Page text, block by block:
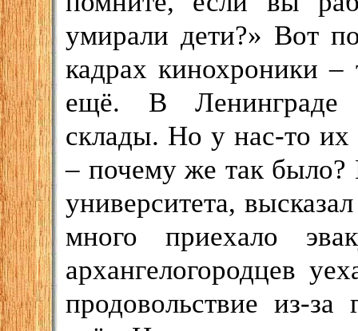
умирали дети?» Вот
кадрах кинохроники
ещё. В Ленинграде
склады. Но у нас-то
– почему же так было?
университета,
много приехало
архангелогородцев
продовольствие из-